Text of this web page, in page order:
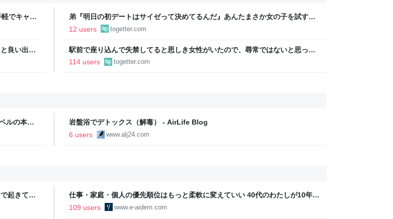
でキャン
弟『明日の初デートはサイゼって決めてるんだ』あんたまさか女の子を試すつ
もりで…！？→その後の展開に「やはりデートは相手への思いやりの気持ち」
12 users togetter.com
良い出汁
熱調理は
駅前で座り込んで失禁してると思しき女性がいたので、尋常ではないと思って
警察と救急を呼んでそばで見守っていたら、急に現れた女性に「あなた何して
114 users togetter.com
ルの本と
岩盤浴でデトックス（解毒） - AirLife Blog
6 users
www.alj24.com
起きてい
仕事・家庭・個人の優先順位はもっと柔軟に変えていい 40代のわたしが10年後
の自分に伝えたいこと - りっすん by イーアイデム
109 users www.e-aidem.com